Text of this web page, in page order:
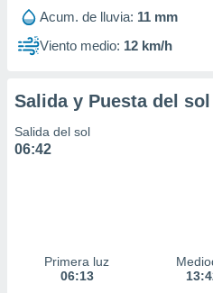
Acum. de lluvia: 11 mm
Viento medio: 12 km/h
Salida y Puesta del sol
Salida del sol
06:42
Primera luz
06:13